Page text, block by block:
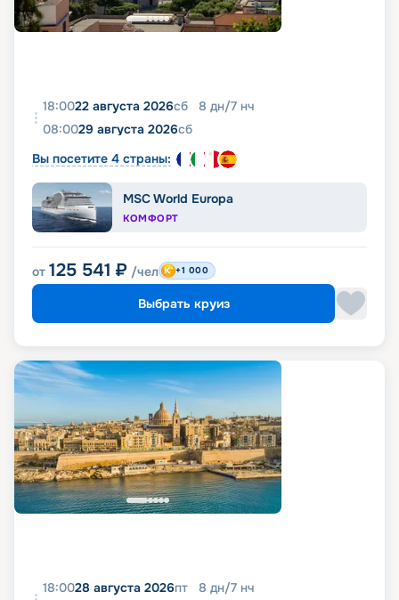
18:0022 августа 2026сб 8 дн/7 нч
08:0029 августа 2026сб
Вы посетите 4 страны:
MSC World Europa
КОМФОРТ
от 125 541 ₽ /чел +1 000
Выбрать круиз
18:0028 августа 2026пт 8 дн/7 нч